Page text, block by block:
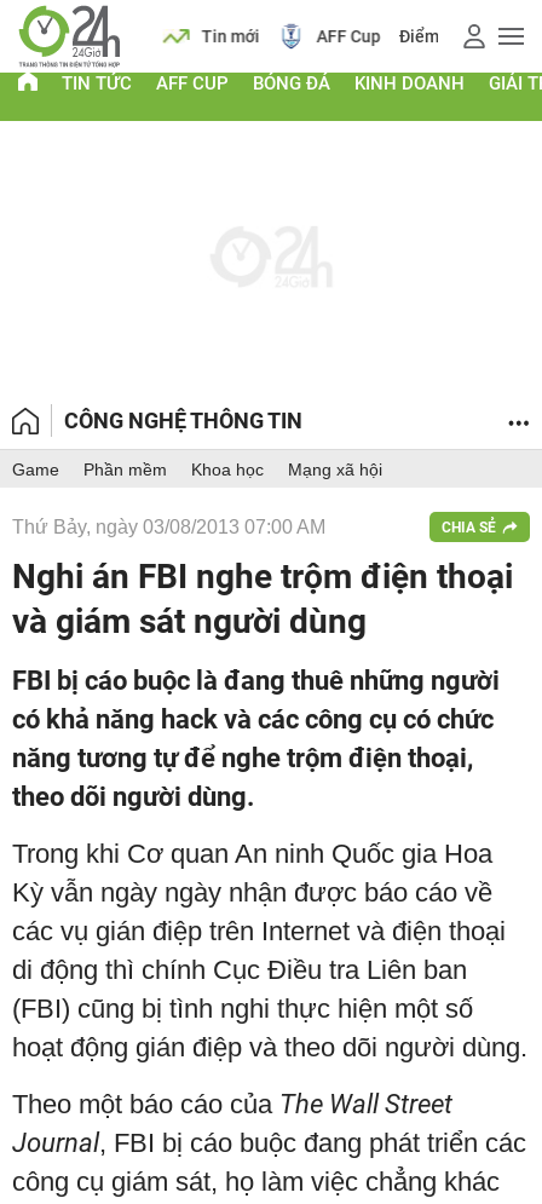
Lịch Tin mới AFF Cup Điểm chuẩn 2026
TIN TỨC AFF CUP BÓNG ĐÁ KINH DOANH GIẢI
CÔNG NGHỆ THÔNG TIN
Game Phần mềm Khoa học Mạng xã hội
Thứ Bảy, ngày 03/08/2013 07:00 AM CHIA SẺ
Nghi án FBI nghe trộm điện thoại
và giám sát người dùng
FBI bị cáo buộc là đang thuê những người
có khả năng hack và các công cụ có chức
năng tương tự để nghe trộm điện thoại,
theo dõi người dùng.
Trong khi Cơ quan An ninh Quốc gia Hoa
Kỳ vẫn ngày ngày nhận được báo cáo về
các vụ gián điệp trên Internet và điện thoại
di động thì chính Cục Điều tra Liên ban
(FBI) cũng bị tình nghi thực hiện một số
hoạt động gián điệp và theo dõi người dùng.
Theo một báo cáo của The Wall Street
Journal, FBI bị cáo buộc đang phát triển các
công cụ giám sát, họ làm việc chẳng khác